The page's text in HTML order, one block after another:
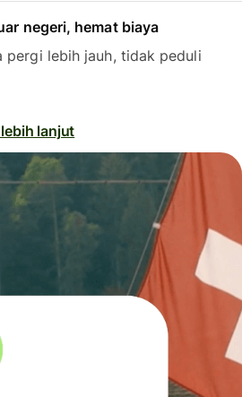
negeri, hemat biaya
pergi lebih jauh, tidak peduli
lanjut